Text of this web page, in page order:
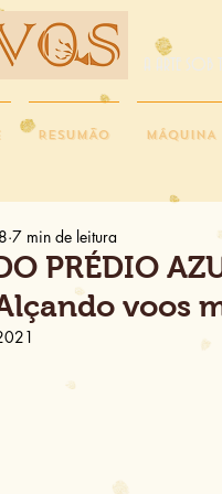
A ARTE
RESUMÃO MÁQUINA
PRÉDIO
voos
7 min de leitura